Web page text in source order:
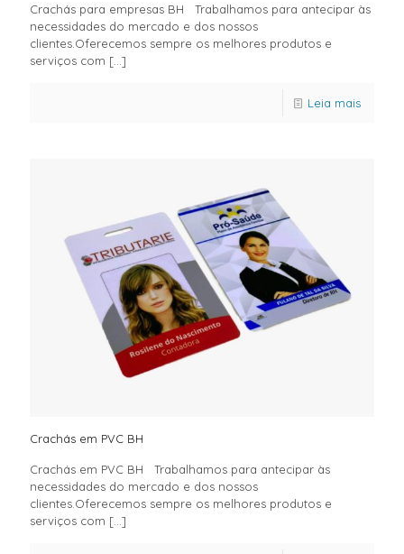
Crachás para empresas BH Trabalhamos para antecipar às
necessidades do mercado e dos nossos
clientes.Oferecemos sempre os melhores produtos e
serviços com […]
Leia mais
Crachás em PVC BH
Crachás em PVC BH Trabalhamos para antecipar às
necessidades do mercado e dos nossos
clientes.Oferecemos sempre os melhores produtos e
serviços com […]